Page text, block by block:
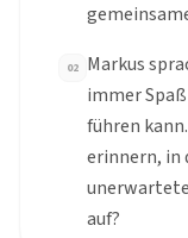
02 Markus
immer
führen
erinnern, in
auf?